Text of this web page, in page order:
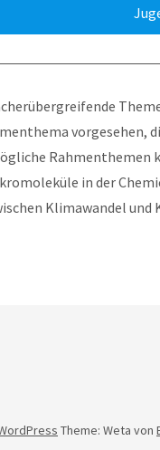
vorgesehen,
Rahmenthemen
in der
Klimawandel und
Theme: Weta von